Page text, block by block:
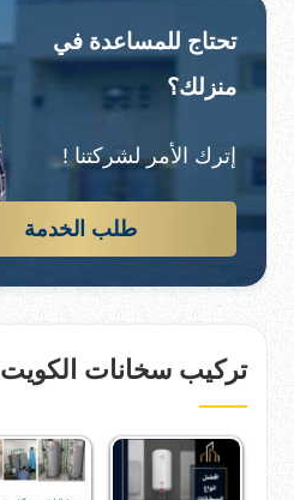
تحتاج للمساعدة في
منزلك؟
إترك الأمر لشركتنا !
طلب الخدمة
تركيب سخانات الكويت